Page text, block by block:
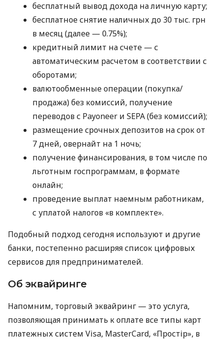
бесплатный вывод дохода на личную карту;
бесплатное снятие наличных до 30 тыс. грн
в месяц (далее — 0.75%);
кредитный лимит на счете — с
автоматическим расчетом в соответствии с
оборотами;
валютообменные операции (покупка/
продажа) без комиссий, получение
переводов с Payoneer и SEPA (без комиссий);
размещение срочных депозитов на срок от
7 дней, овернайт на 1 ночь;
получение финансирования, в том числе по
льготным госпрограммам, в формате
онлайн;
проведение выплат наемным работникам,
с уплатой налогов «в комплекте».
Подобный подход сегодня используют и другие
банки, постепенно расширяя список цифровых
сервисов для предпринимателей.
Об эквайринге
Напомним, торговый эквайринг — это услуга,
позволяющая принимать к оплате все типы карт
платежных систем Visa, MasterCard, «Простір», в